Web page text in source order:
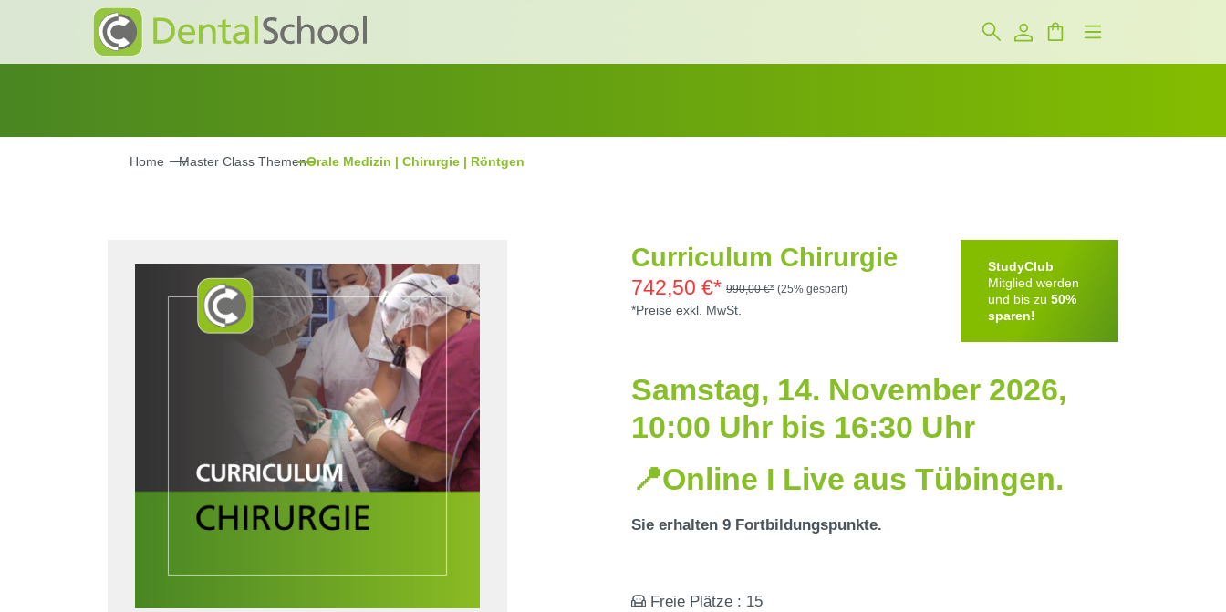
Home Master Class ThemenOrale Medizin | Chirurgie | Röntgen
Curriculum Chirurgie
742,50 €* 990,00 €* (25% gespart)
*Preise exkl. MwSt.
StudyClub
Mitglied werden
und bis zu50%
sparen!
Samstag, 14. November 2026,
10:00 Uhr bis 16:30 Uhr
📍Online I Live aus Tübingen.
Sie erhalten 9 Fortbildungspunkte.
Freie Plätze : 15